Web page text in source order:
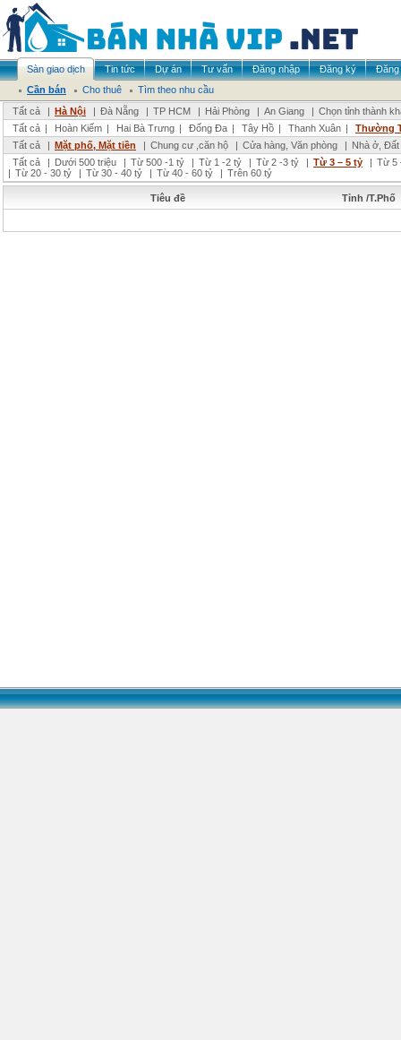
Sàn giao dịch Tin tức Dự án Tư vấn Đăng nhập Đăng ký
Đăng
Cần bán
Cho thuê
Tìm theo nhu cầu
Tất cả
| Hà Nội | Đà Nẵng | TP HCM | Hải Phòng | An Giang | Chọn tỉnh thành
Tất cả | Hoàn Kiếm | Hai Bà Trưng | Đống Đa | Tây Hồ | Thanh Xuân |
Thường
Tất cả
| Mặt phố, Mặt tiền | Chung cư ,căn hộ | Cửa hàng, Văn phòng | Nhà ở,
Tất cả
| Dưới 500 triệu | Từ 500 -1 tỷ | Từ 1 -2 tỷ | Từ 2 -3 tỷ | Từ 3 – 5 tỷ | Từ 5
| Từ 20 - 30 tỷ | Từ 30 - 40 tỷ | Từ 40 - 60 tỷ | Trên 60 tỷ
Tiêu đề Tỉnh /T.Phố